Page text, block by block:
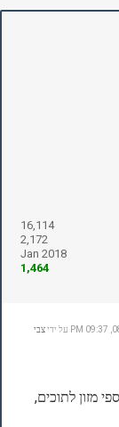
16,114
2,172
Jan 2018
1,464
צבי
מזון לתוכים,